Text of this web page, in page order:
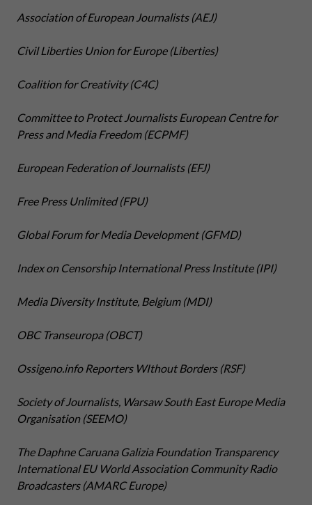
Association of European Journalists (AEJ)
Civil Liberties Union for Europe (Liberties)
Coalition for Creativity (C4C)
Committee to Protect Journalists European Centre for
Press and Media Freedom (ECPMF)
European Federation of Journalists (EFJ)
Free Press Unlimited (FPU)
Global Forum for Media Development (GFMD)
Index on Censorship International Press Institute (IPI)
Media Diversity Institute, Belgium (MDI)
OBC Transeuropa (OBCT)
Ossigeno.info Reporters WIthout Borders (RSF)
Society of Journalists, Warsaw South East Europe Media
Organisation (SEEMO)
The Daphne Caruana Galizia Foundation Transparency
International EU World Association Community Radio
Broadcasters (AMARC Europe)